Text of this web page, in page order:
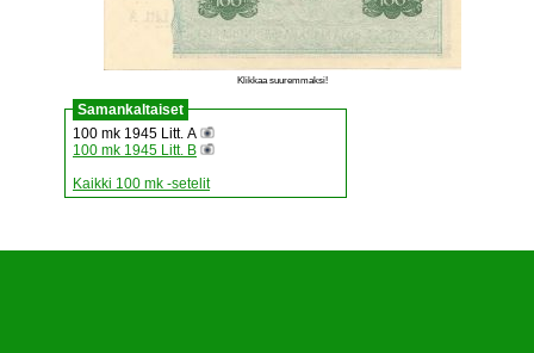
Klikkaa suuremmaksi!
Samankaltaiset
100 mk 1945 Litt. A
100 mk 1945 Litt. B
Kaikki 100 mk -setelit